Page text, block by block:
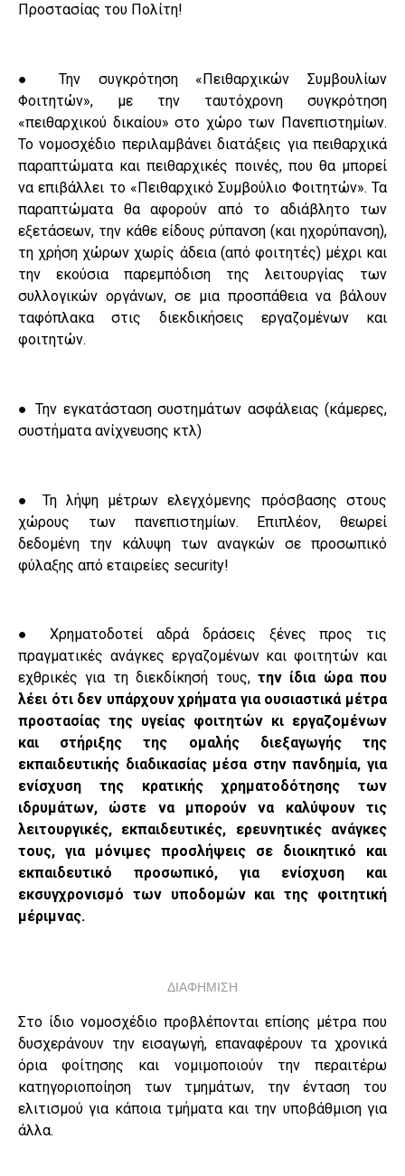
Προστασίας του Πολίτη!
● Την συγκρότηση «Πειθαρχικών Συμβουλίων
Φοιτητών», με την ταυτόχρονη συγκρότηση
«πειθαρχικού δικαίου» στο χώρο των Πανεπιστημίων.
Το νομοσχέδιο περιλαμβάνει διατάξεις για πειθαρχικά
παραπτώματα και πειθαρχικές ποινές, που θα μπορεί
να επιβάλλει το «Πειθαρχικό Συμβούλιο Φοιτητών». Τα
παραπτώματα θα αφορούν από το αδιάβλητο των
εξετάσεων, την κάθε είδους ρύπανση (και ηχορύπανση),
τη χρήση χώρων χωρίς άδεια (από φοιτητές) μέχρι και
την εκούσια παρεμπόδιση της λειτουργίας των
συλλογικών οργάνων, σε μια προσπάθεια να βάλουν
ταφόπλακα στις διεκδικήσεις εργαζομένων και
φοιτητών.
● Την εγκατάσταση συστημάτων ασφάλειας (κάμερες,
συστήματα ανίχνευσης κτλ)
● Τη λήψη μέτρων ελεγχόμενης πρόσβασης στους
χώρους των πανεπιστημίων. Επιπλέον, θεωρεί
δεδομένη την κάλυψη των αναγκών σε προσωπικό
φύλαξης από εταιρείες security!
●
Χρηματοδοτεί αδρά δράσεις ξένες προς τις
πραγματικές ανάγκες εργαζομένων και φοιτητών και
εχθρικές για τη διεκδίκησή τους, την ίδια ώρα που
λέει ότι δεν υπάρχουν χρήματα για ουσιαστικά μέτρα
προστασίας της υγείας φοιτητών κι εργαζομένων
και στήριξης της ομαλής διεξαγωγής της
εκπαιδευτικής διαδικασίας μέσα στην πανδημία, για
ενίσχυση της κρατικής χρηματοδότησης των
ιδρυμάτων, ώστε να μπορούν να καλύψουν τις
λειτουργικές, εκπαιδευτικές, ερευνητικές ανάγκες
τους, για μόνιμες προσλήψεις σε διοικητικό και
εκπαιδευτικό προσωπικό, για ενίσχυση και
εκσυγχρονισμό των υποδομών και της φοιτητική
μέριμνας.
ΔΙΑΦΗΜΙΣΗ
Στο ίδιο νομοσχέδιο προβλέπονται επίσης μέτρα που
δυσχεράνουν την εισαγωγή, επαναφέρουν τα χρονικά
όρια φοίτησης και νομιμοποιούν την περαιτέρω
κατηγοριοποίηση των τμημάτων, την ένταση του
ελιτισμού για κάποια τμήματα και την υποβάθμιση για
άλλα.